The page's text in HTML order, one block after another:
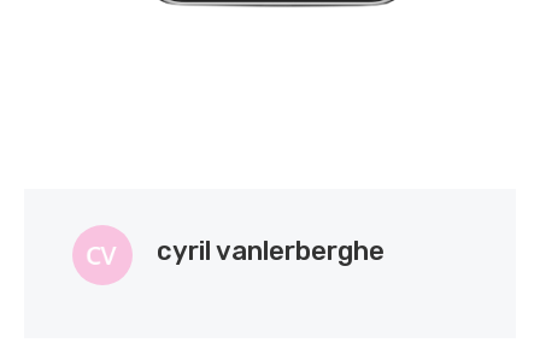
cyril vanlerberghe